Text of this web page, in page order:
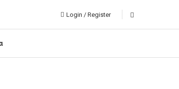
Login / Register